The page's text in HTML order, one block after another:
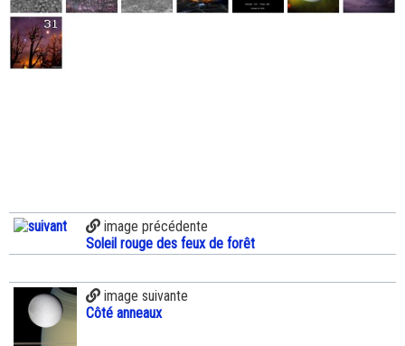
image précédente
Soleil rouge des feux de forêt
image suivante
Côté anneaux